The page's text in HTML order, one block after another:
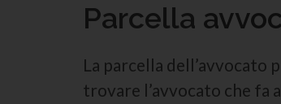
Parcella
La parcella dell’avvocato
trovare l’avvocato che fa